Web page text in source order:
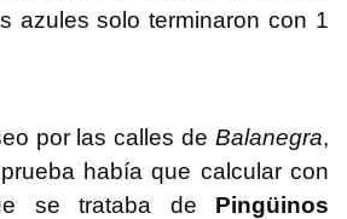
azules solo terminaron con 1
por las calles de Balanegra,
había que calcular con
se trataba de Pingüinos